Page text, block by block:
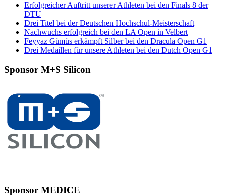
Erfolgreicher Auftritt unserer Athleten bei den Finals 8 der
DTU
Drei Titel bei der Deutschen Hochschul-Meisterschaft
Nachwuchs erfolgreich bei den LA Open in Velbert
Feyyaz Gümüs erkämpft Silber bei den Dracula Open G1
Drei Medaillen für unsere Athleten bei den Dutch Open G1
Sponsor M+S Silicon
Sponsor MEDICE